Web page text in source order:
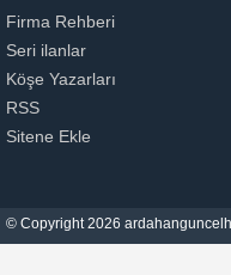
Firma Rehberi
Seri ilanlar
Köşe Yazarları
RSS
Sitene Ekle
© Copyright 2026